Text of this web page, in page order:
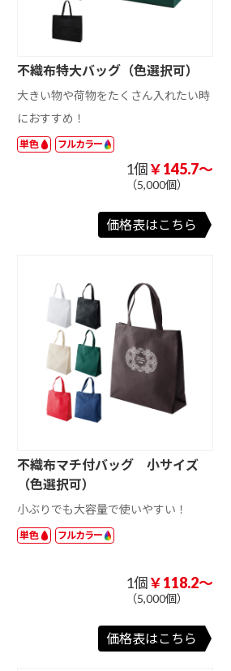
不織布特大バッグ（色選択可）
大きい物や荷物をたくさん入れたい時
におすすめ！
単色 フルカラー
1個￥145.7～
（5,000個）
価格表はこちら
不織布マチ付バッグ 小サイズ
（色選択可）
小ぶりでも大容量で使いやすい！
単色 フルカラー
1個￥118.2～
（5,000個）
価格表はこちら